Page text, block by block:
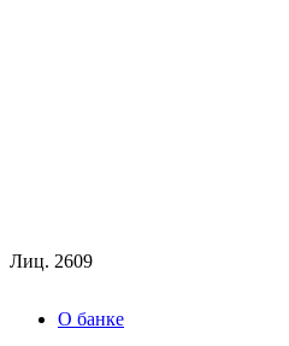
Лиц. 2609
О банке